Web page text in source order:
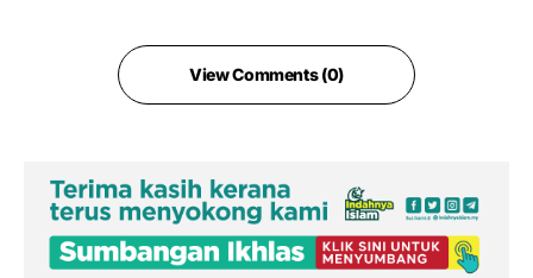
View Comments (0)